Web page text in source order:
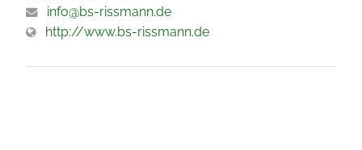
info@bs-rissmann.de
http://www.bs-rissmann.de